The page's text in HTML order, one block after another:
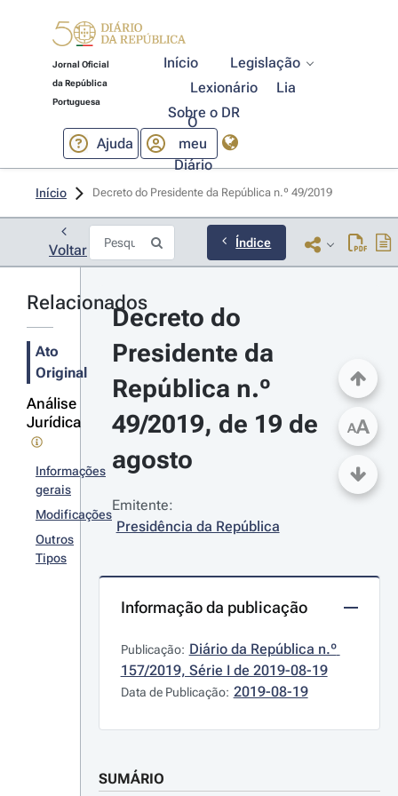
Jornal Oficial
da República
Portuguesa
Início
Legislação
Lexionário
Lia
Sobre o DR
Ajuda
O
meu
Diário
Início Decreto do Presidente da República n.º 49/2019
Voltar Índice
Relacionados
Ato
Original
Análise
Jurídica
Informações
gerais
Modificações
Outros
Tipos
Decreto do
Presidente da
República n.º
49/2019, de 19 de
agosto
Emitente:
Presidência da República
Informação da publicação
Publicação: Diário da República n.º
157/2019, Série I de 2019-08-19
Data de Publicação: 2019-08-19
SUMÁRIO
AA